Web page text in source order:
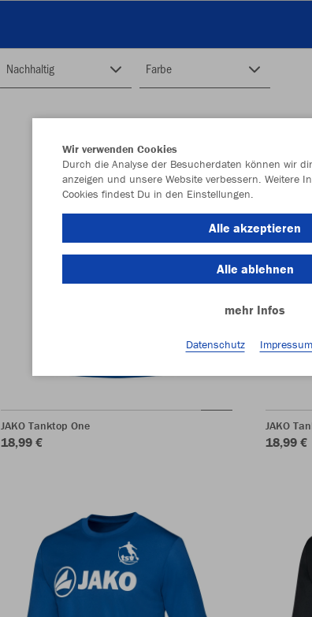
Nachhaltig Farbe
JAKO Tanktop One
18,99 €
JAKO
18,99 €
Wir verwenden Cookies
Durch die Analyse der Besucherdaten können wir
anzeigen und unsere Website verbessern. Weitere
Cookies findest Du in den Einstellungen.
Alle akzeptieren
Alle ablehnen
mehr Infos
Datenschutz Impressum